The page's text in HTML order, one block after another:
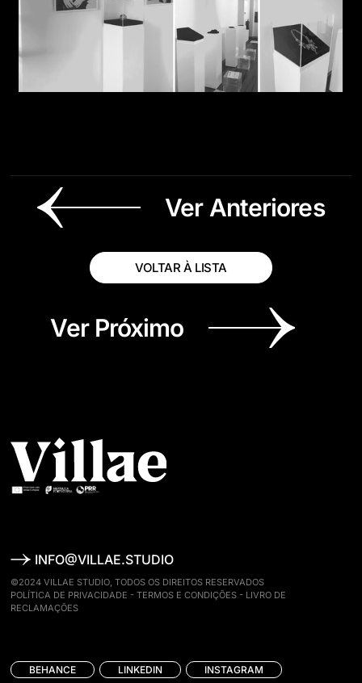
Ver Anteriores
VOLTAR À LISTA
Ver Próximo
INFO@VILLAE.STUDIO
©2024 VILLAE STUDIO, TODOS OS DIREITOS RESERVADOS
POLÍTICA DE PRIVACIDADE -TERMOS E CONDIÇÕES - LIVRO DE
RECLAMAÇÕES
BEHANCE LINKEDIN INSTAGRAM